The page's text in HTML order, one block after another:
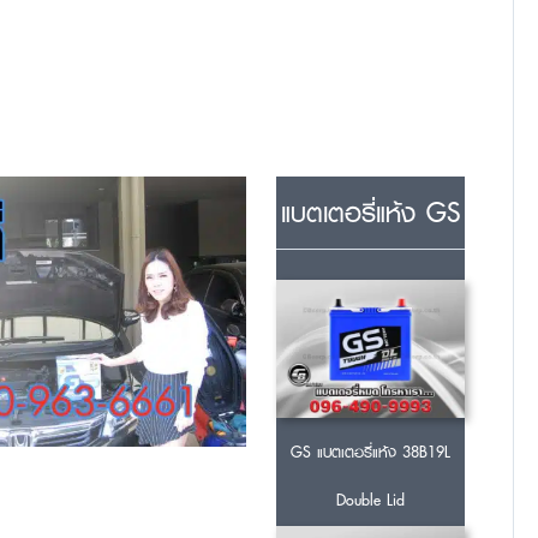
แบตเตอรี่แห้ง GS
GS แบตเตอรี่แห้ง 38B19L
Double Lid